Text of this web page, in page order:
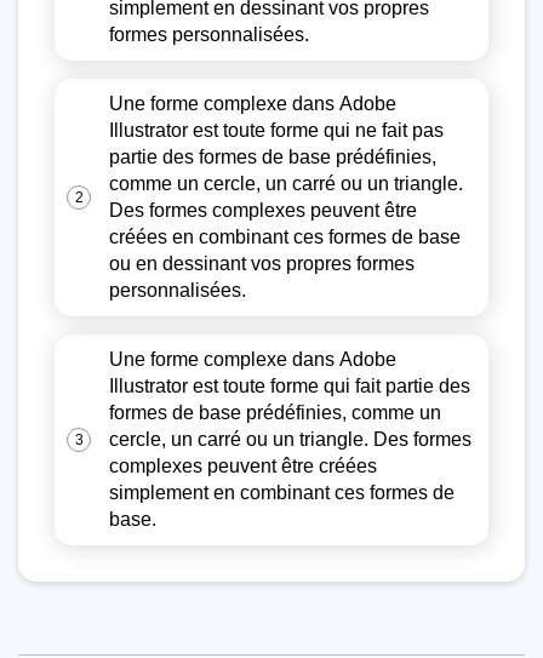
simplement en dessinant vos propres
formes personnalisées.
2
Une forme complexe dans Adobe
Illustrator est toute forme qui ne fait pas
partie des formes de base prédéfinies,
comme un cercle, un carré ou un triangle.
Des formes complexes peuvent être
créées en combinant ces formes de base
ou en dessinant vos propres formes
personnalisées.
3
Une forme complexe dans Adobe
Illustrator est toute forme qui fait partie des
formes de base prédéfinies, comme un
cercle, un carré ou un triangle. Des formes
complexes peuvent être créées
simplement en combinant ces formes de
base.